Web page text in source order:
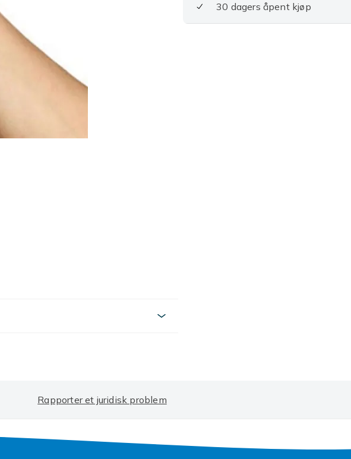
30 dagers åpent kjøp
Rapporter et juridisk problem